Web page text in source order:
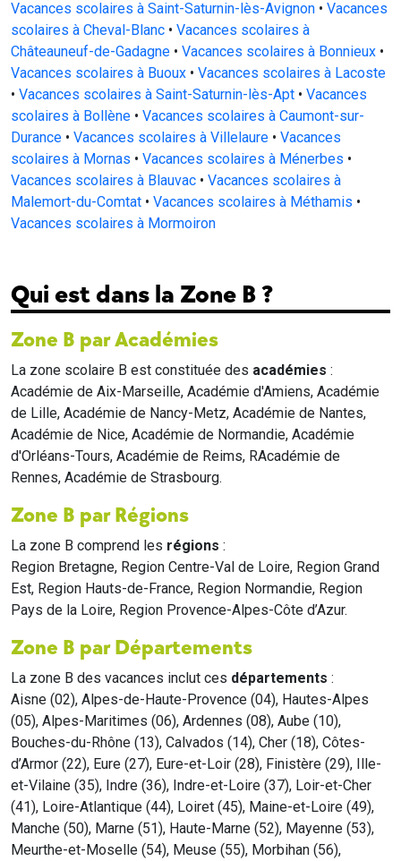
Vacances scolaires à Saint-Saturnin-lès-Avignon • Vacances
scolaires à Cheval-Blanc • Vacances scolaires à
Châteauneuf-de-Gadagne • Vacances scolaires à Bonnieux •
Vacances scolaires à Buoux • Vacances scolaires à Lacoste
• Vacances scolaires à Saint-Saturnin-lès-Apt • Vacances
scolaires à Bollène • Vacances scolaires à Caumont-sur-
Durance • Vacances scolaires à Villelaure • Vacances
scolaires à Mornas • Vacances scolaires à Ménerbes •
Vacances scolaires à Blauvac • Vacances scolaires à
Malemort-du-Comtat • Vacances scolaires à Méthamis •
Vacances scolaires à Mormoiron
Qui est dans la Zone B ?
Zone B par Académies
La zone scolaire B est constituée des académies :
Académie de Aix-Marseille, Académie d'Amiens, Académie
de Lille, Académie de Nancy-Metz, Académie de Nantes,
Académie de Nice, Académie de Normandie, Académie
d'Orléans-Tours, Académie de Reims, RAcadémie de
Rennes, Académie de Strasbourg.
Zone B par Régions
La zone B comprend les régions :
Region Bretagne, Region Centre-Val de Loire, Region Grand
Est, Region Hauts-de-France, Region Normandie, Region
Pays de la Loire, Region Provence-Alpes-Côte d’Azur.
Zone B par Départements
La zone B des vacances inclut ces départements :
Aisne (02), Alpes-de-Haute-Provence (04), Hautes-Alpes
(05), Alpes-Maritimes (06), Ardennes (08), Aube (10),
Bouches-du-Rhône (13), Calvados (14), Cher (18), Côtes-
d’Armor (22), Eure (27), Eure-et-Loir (28), Finistère (29), Ille-
et-Vilaine (35), Indre (36), Indre-et-Loire (37), Loir-et-Cher
(41), Loire-Atlantique (44), Loiret (45), Maine-et-Loire (49),
Manche (50), Marne (51), Haute-Marne (52), Mayenne (53),
Meurthe-et-Moselle (54), Meuse (55), Morbihan (56),